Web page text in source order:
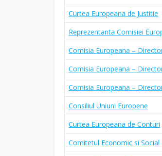
Curtea Europeana de Justitie
Reprezentanta Comisiei
Comisia Europeana –
Comisia Europeana –
Comisia Europeana –
Consiliul Uniuni Europene
Curtea Europeana de Conturi
Comitetul Economic si Social